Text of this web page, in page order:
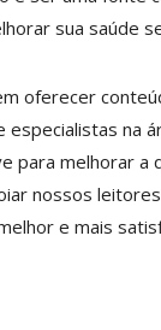
sua saúde
oferecer
na
para melhorar a
nossos
e mais